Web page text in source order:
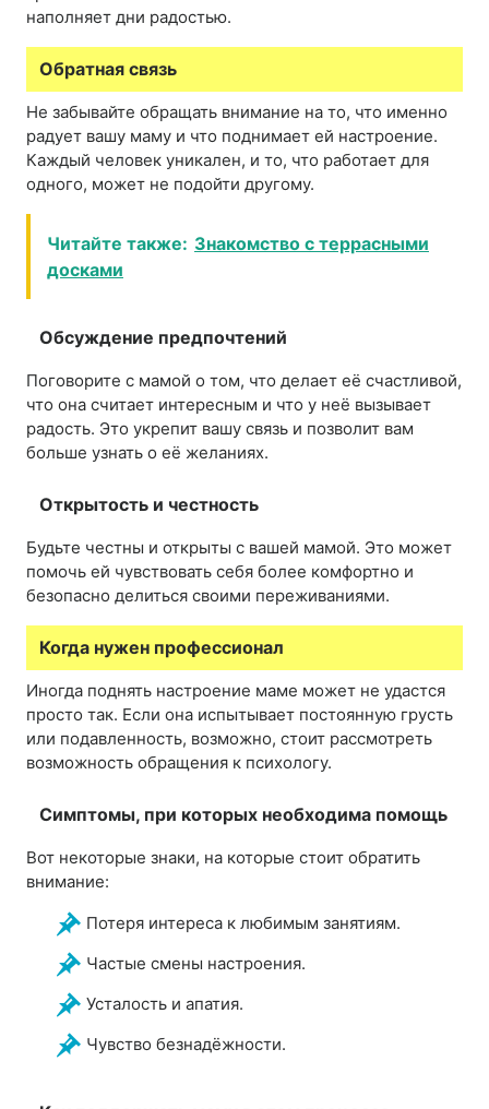
наполняет дни радостью.
Обратная связь
Не забывайте обращать внимание на то, что именно
радует вашу маму и что поднимает ей настроение.
Каждый человек уникален, и то, что работает для
одного, может не подойти другому.
Читайте также: Знакомство с террасными
досками
Обсуждение предпочтений
Поговорите с мамой о том, что делает её счастливой,
что она считает интересным и что у неё вызывает
радость. Это укрепит вашу связь и позволит вам
больше узнать о её желаниях.
Открытость и честность
Будьте честны и открыты с вашей мамой. Это может
помочь ей чувствовать себя более комфортно и
безопасно делиться своими переживаниями.
Когда нужен профессионал
Иногда поднять настроение маме может не удастся
просто так. Если она испытывает постоянную грусть
или подавленность, возможно, стоит рассмотреть
возможность обращения к психологу.
Симптомы, при которых необходима помощь
Вот некоторые знаки, на которые стоит обратить
внимание:
Потеря интереса к любимым занятиям.
Частые смены настроения.
Усталость и апатия.
Чувство безнадёжности.